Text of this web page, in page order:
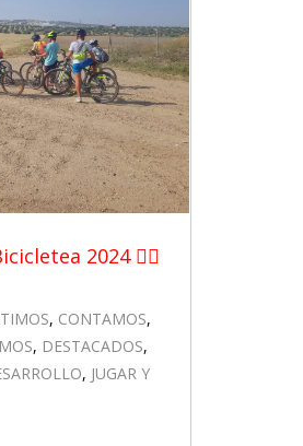
2024 🚴‍♀️
, CONTAMOS,
, DESTACADOS,
, JUGAR Y